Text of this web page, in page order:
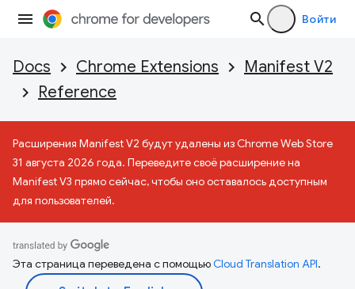
Войти
Docs Chrome Extensions
Manifest V2
Reference
Расширения Manifest V2 будут удалены из Chrome Web Store
31 августа 2026 года. Переведите своё расширение на
Manifest V3 прямо сейчас, чтобы оно оставалось доступным
для пользователей.
Эта страница переведена с помощьюCloud Translation API.